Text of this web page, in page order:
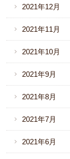
2021年12月
2021年11月
2021年10月
2021年9月
2021年8月
2021年7月
2021年6月